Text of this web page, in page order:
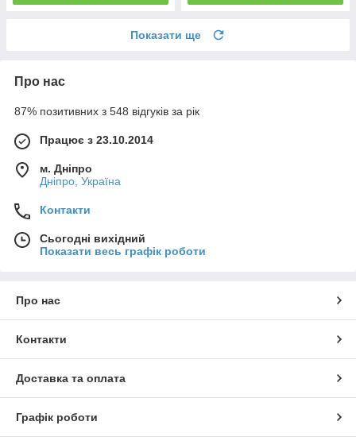
Показати ще
Про нас
87% позитивних з 548 відгуків за рік
Працює з 23.10.2014
м. Дніпро
Дніпро, Україна
Контакти
Сьогодні вихідний
Показати весь графік роботи
Про нас
Контакти
Доставка та оплата
Графік роботи